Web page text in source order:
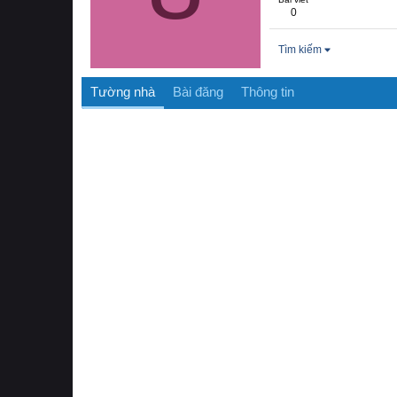
0
Tìm kiếm
Tường nhà Bài đăng Thông tin